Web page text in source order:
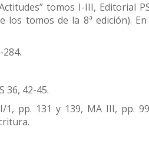
tomos I-III, Editorial
los tomos de la 8ª edición).
284.
36, 42-45.
1, pp. 131 y 139, MA III, pp.